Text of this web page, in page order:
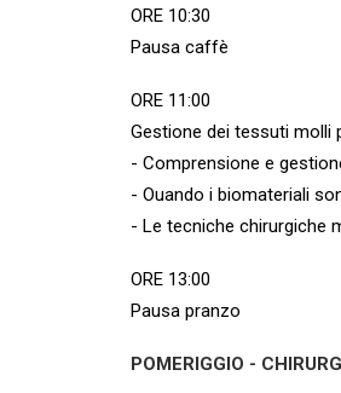
ORE 10:30
Pausa caffè
ORE 11:00
Gestione dei tessuti molli
- Comprensione e
- Ouando i biomateriali
- Le tecniche chirurgiche
ORE 13:00
Pausa pranzo
POMERIGGIO -